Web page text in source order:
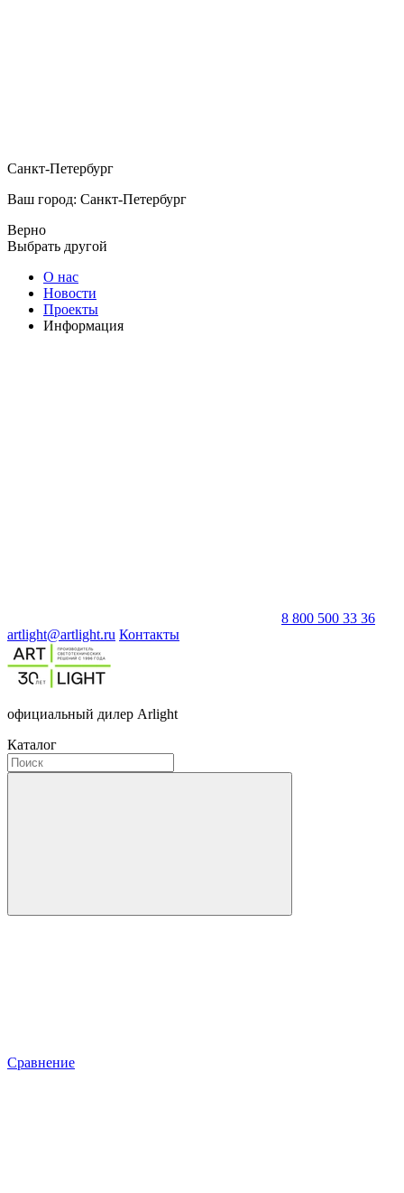
Санкт-Петербург
Ваш город: Санкт-Петербург
Верно
Выбрать другой
О нас
Новости
Проекты
Информация
8 800 500 33 36
artlight@artlight.ru Контакты
официальный дилер Arlight
Каталог
Сравнение